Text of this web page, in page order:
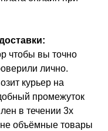
чтобы вы точно
лично.
курьер на
промежуток
в течении 3х
объёмные товары